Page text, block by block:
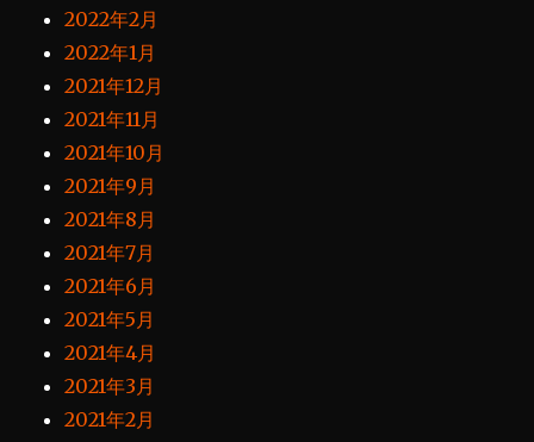
2022年2月
2022年1月
2021年12月
2021年11月
2021年10月
2021年9月
2021年8月
2021年7月
2021年6月
2021年5月
2021年4月
2021年3月
2021年2月